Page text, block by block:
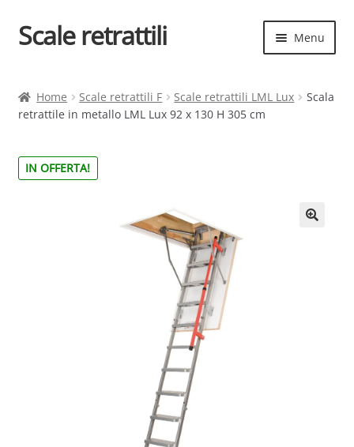
Vai
alla
Vai
al
Scale retrattili Menu
il
Contatti
Cart
il
Home Scale retrattili F Scale retrattili LML Lux
Scala
retrattile in metallo LML Lux 92 x 130 H 305 cm
IN OFFERTA!